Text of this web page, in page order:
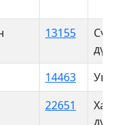
13155
14463
Увс
22651
Хан-